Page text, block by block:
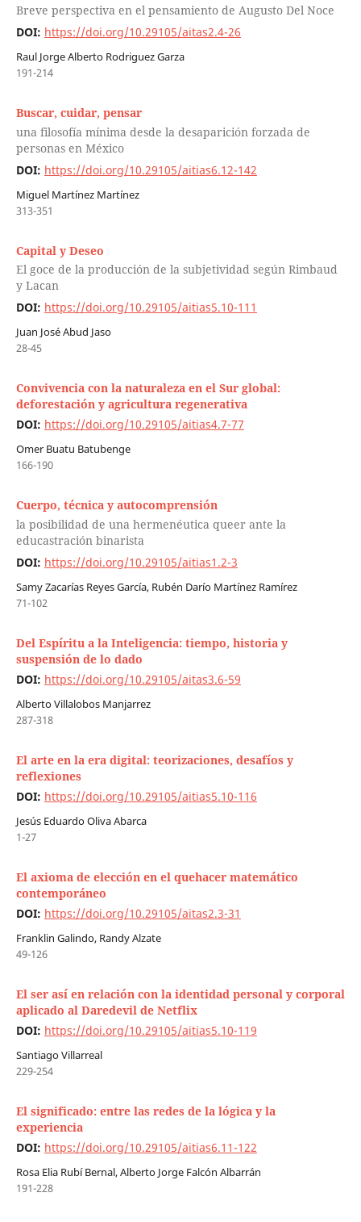
Breve perspectiva en el pensamiento de Augusto Del Noce
DOI: https://doi.org/10.29105/aitas2.4-26
Raul Jorge Alberto Rodriguez Garza
191-214
Buscar, cuidar, pensar
una filosofía mínima desde la desaparición forzada de
personas en México
DOI: https://doi.org/10.29105/aitias6.12-142
Miguel Martínez Martínez
313-351
Capital y Deseo
El goce de la producción de la subjetividad según Rimbaud
y Lacan
DOI: https://doi.org/10.29105/aitias5.10-111
Juan José Abud Jaso
28-45
Convivencia con la naturaleza en el Sur global:
deforestación y agricultura regenerativa
DOI: https://doi.org/10.29105/aitias4.7-77
Omer Buatu Batubenge
166-190
Cuerpo, técnica y autocomprensión
la posibilidad de una hermenéutica queer ante la
educastración binarista
DOI: https://doi.org/10.29105/aitias1.2-3
Samy Zacarías Reyes García, Rubén Darío Martínez Ramírez
71-102
Del Espíritu a la Inteligencia: tiempo, historia y
suspensión de lo dado
DOI: https://doi.org/10.29105/aitas3.6-59
Alberto Villalobos Manjarrez
287-318
El arte en la era digital: teorizaciones, desafíos y
reflexiones
DOI: https://doi.org/10.29105/aitias5.10-116
Jesús Eduardo Oliva Abarca
1-27
El axioma de elección en el quehacer matemático
contemporáneo
DOI: https://doi.org/10.29105/aitas2.3-31
Franklin Galindo, Randy Alzate
49-126
El ser así en relación con la identidad personal y corporal
aplicado al Daredevil de Netflix
DOI: https://doi.org/10.29105/aitias5.10-119
Santiago Villarreal
229-254
El significado: entre las redes de la lógica y la
experiencia
DOI: https://doi.org/10.29105/aitias6.11-122
Rosa Elia Rubí Bernal, Alberto Jorge Falcón Albarrán
191-228